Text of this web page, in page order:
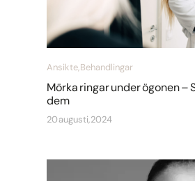
Ansikte, Behandlingar
Mörka ringar under ögonen –
dem
20 augusti, 2024